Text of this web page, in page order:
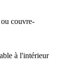
ou couvre-
à l'intérieur